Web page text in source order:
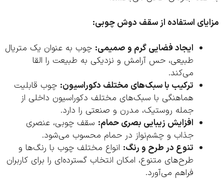
استفاده از سقف دوش چوبی:
ایجاد فضایی گرم و صمیمی:چوب به عنوان یک متریال
طبیعی، حس آرامش و نزدیکی به طبیعت را القا
می‌کند.
ترکیب با سبک‌های مختلف دکوراسیون:چوب قابلیت
هماهنگی با سبک‌های مختلف دکوراسیون داخلی از
جمله روستیک، مدرن و صنعتی را دارد.
افزایش زیبایی بصری حمام:سقف چوبی، عنصری
جذاب و چشم‌نواز در حمام محسوب می‌شود.
تنوع در طرح و رنگ: انواع مختلف چوب با رنگ‌ها و
طرح‌های متنوع، امکان انتخاب گسترده‌ای را برای کاربران
فراهم می‌آورد.